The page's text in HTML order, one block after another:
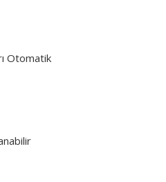
Otomatik